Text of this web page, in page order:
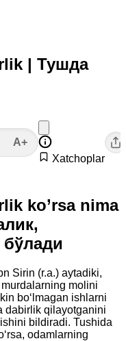
| Тушда
A+
Xatchoplar
ko’rsa nima
Sirin (r.a.) aytadiki,
molini
bo‘lmagan ishlarni
dabirlik qilayotganini
bildiradi. Tushida
odamlarning